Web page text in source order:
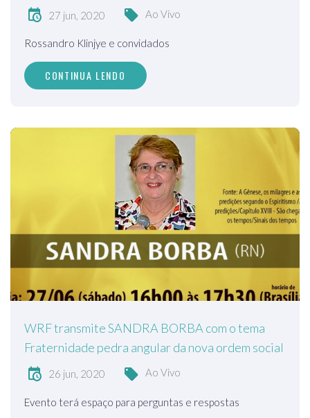
27 jun, 2020 Ao Vivo
Rossandro Klinjye e convidados
CONTINUA LENDO
WRF transmite SANDRA BORBA com o tema
Fraternidade pedra angular da nova ordem social
26 jun, 2020 Ao Vivo
Evento terá espaço para perguntas e respostas